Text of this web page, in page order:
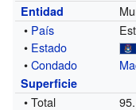
Entidad
• País
• Estado
•Condado
Superficie
• Total